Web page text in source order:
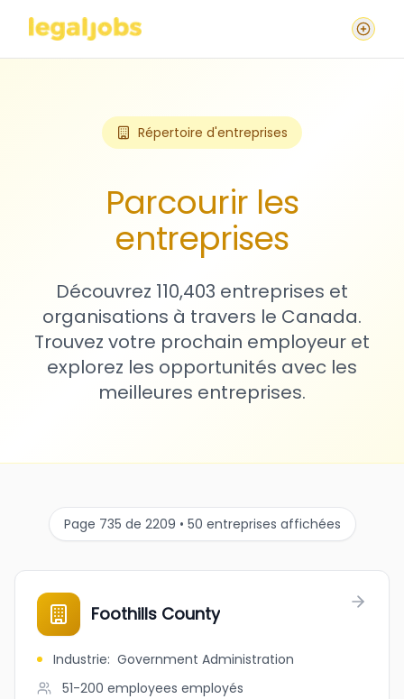
Répertoire d'entreprises
Parcourir les
entreprises
Découvrez 110,403 entreprises et
organisations à travers le Canada.
Trouvez votre prochain employeur et
explorez les opportunités avec les
meilleures entreprises.
Page 735 de 2209 • 50 entreprises affichées
Foothills County
Industrie: Government Administration
51-200 employees employés